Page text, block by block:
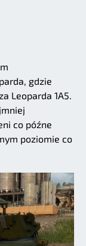
gdzie
Leoparda 1A5.
co późne
poziomie co